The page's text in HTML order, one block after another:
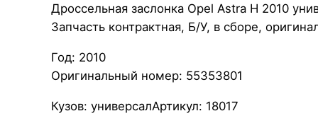
Дроссельная заслонка Opel Astra H 2010
Запчасть контрактная, Б/У, в сборе,
Год: 2010
Оригинальный номер: 55353801
Кузов: универсалАртикул: 18017